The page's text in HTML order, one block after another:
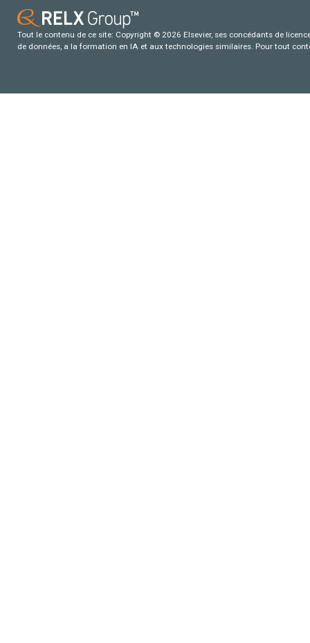
Tout le contenu de ce site: Copyright © 2026 Elsevier, ses concédants de
de données, a la formation en IA et aux technologies similaires. Pour tout